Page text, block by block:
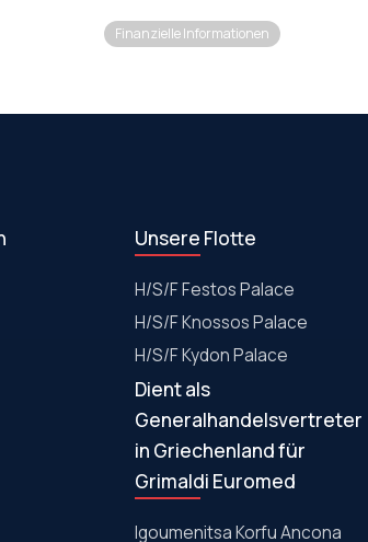
Finanzielle Informationen
Unsere Flotte
Η/S/F Festos Palace
H/S/F Knossos Palace
Η/S/F Kydon Palace
Dient als
Generalhandelsvertreter
in Griechenland für
Grimaldi Euromed
Igoumenitsa Korfu Ancona